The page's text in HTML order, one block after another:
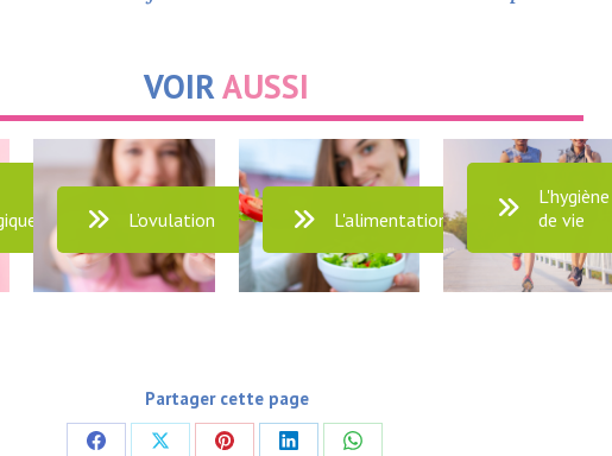
VOIRAUSSI
L’ovulation L'alimentation
L'hygiène
de vie
Partager cette page